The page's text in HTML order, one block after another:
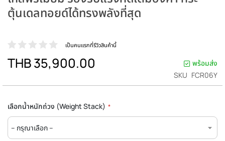
ตุ้นเดลทอยด์ได้ทรงพลังที่สุด
เป็นคนแรกที่รีวิวสินค้านี้
THB 35,900.00
พร้อมส่ง
SKU FCR06Y
เลือกน้ำหนักถ่วง (Weight Stack)